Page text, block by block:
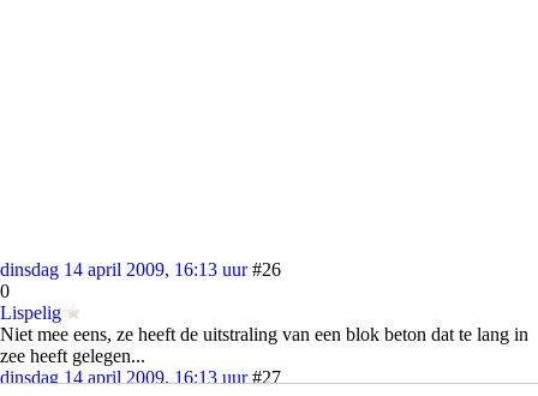
dinsdag 14 april 2009, 16:13 uur #26
0
Lispelig
Niet mee eens, ze heeft de uitstraling van een blok beton dat te lang in
zee heeft gelegen...
dinsdag 14 april 2009, 16:13 uur #27